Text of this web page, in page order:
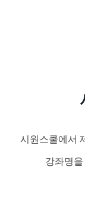
시원스쿨에서
강좌명